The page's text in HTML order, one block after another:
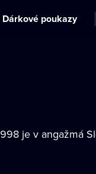
Dárkové poukazy
je v angažmá